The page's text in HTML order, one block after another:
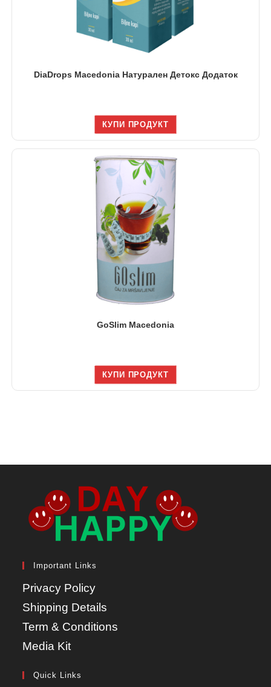
DiaDrops Macedonia Натурален Детокс Додаток
КУПИ ПРОДУКТ
GoSlim Macedonia
КУПИ ПРОДУКТ
Important Links
Privacy Policy
Shipping Details
Term & Conditions
Media Kit
Quick Links